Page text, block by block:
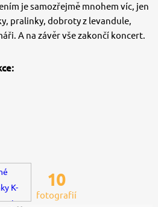
je samozřejmě mnohem víc, jen
pralinky, dobroty z levandule,
A na závěr vše zakončí koncert.
10
fotografií